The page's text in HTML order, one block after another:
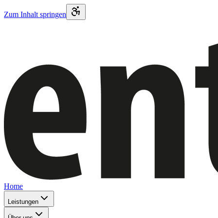
Zum Inhalt springen
Home
Leistungen